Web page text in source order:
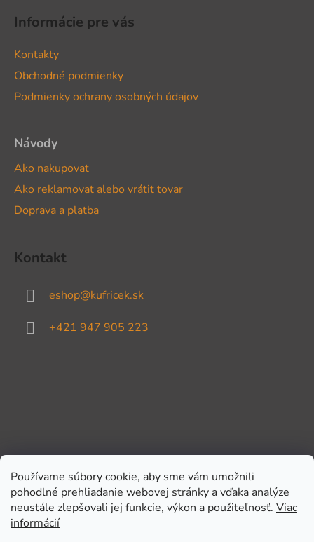
Používame súbory cookie, aby sme vám umožnili
pohodlné prehliadanie webovej stránky a vďaka analýze
neustále zlepšovali jej funkcie, výkon a použiteľnosť. Viac
informácií
Informácie pre vás
Kontakty
Obchodné podmienky
Podmienky ochrany osobných údajov
Návody
Ako nakupovať
Ako reklamovať alebo vrátiť tovar
Doprava a platba
Kontakt
eshop@kufricek.sk
+421 947 905 223
Prijímame online platby